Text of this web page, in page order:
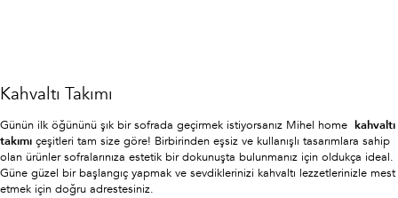
Kahvaltı Takımı
Günün ilk öğününü şık bir sofrada geçirmek istiyorsanız Mihel home kahvaltı
takımı çeşitleri tam size göre! Birbirinden eşsiz ve kullanışlı tasarımlara sahip
olan ürünler sofralarınıza estetik bir dokunuşta bulunmanız için oldukça ideal.
Güne güzel bir başlangıç yapmak ve sevdiklerinizi kahvaltı lezzetlerinizle mest
etmek için doğru adrestesiniz.